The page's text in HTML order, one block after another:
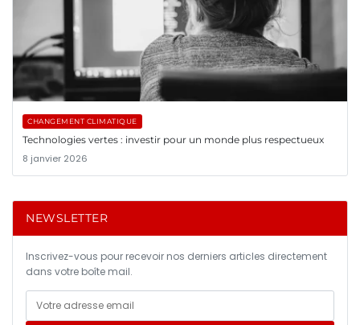
CHANGEMENT CLIMATIQUE
Technologies vertes : investir pour un monde plus respectueux
8 janvier 2026
NEWSLETTER
Inscrivez-vous pour recevoir nos derniers articles directement
dans votre boîte mail.